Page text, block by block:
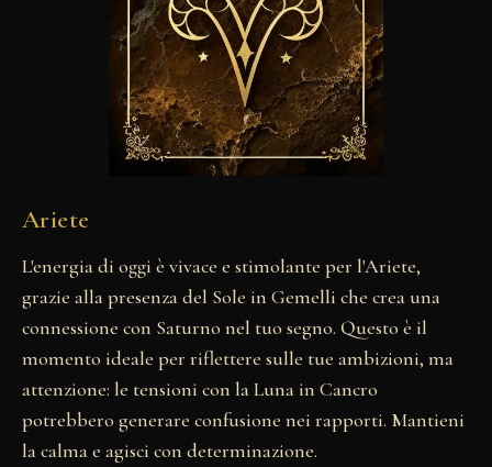
Ariete
L'energia di oggi è vivace e stimolante per l'Ariete,
grazie alla presenza del Sole in Gemelli che crea una
connessione con Saturno nel tuo segno. Questo è il
momento ideale per riflettere sulle tue ambizioni, ma
attenzione: le tensioni con la Luna in Cancro
potrebbero generare confusione nei rapporti. Mantieni
la calma e agisci con determinazione.